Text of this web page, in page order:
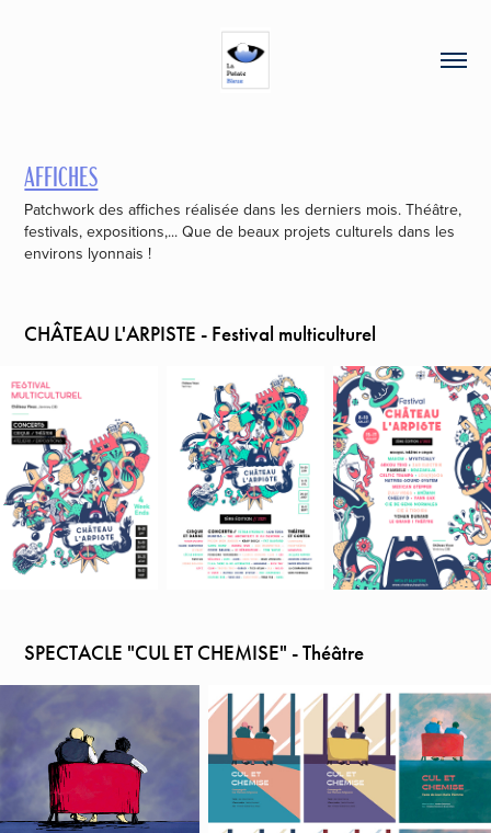
AFFICHES
Patchwork des affiches réalisée dans les derniers mois. Théâtre,
festivals, expositions,... Que de beaux projets culturels dans les
environs lyonnais !
CHÂTEAU L'ARPISTE - Festival multiculturel
SPECTACLE "CUL ET CHEMISE" - Théâtre